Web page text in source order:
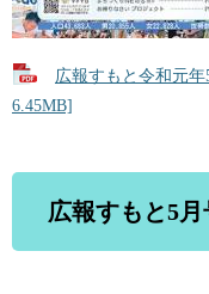
広報すもと令和元
6.45MB]
広報すもと5月